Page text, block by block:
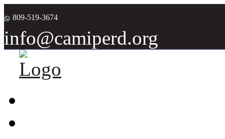
809-519-3674
info@camiperd.org